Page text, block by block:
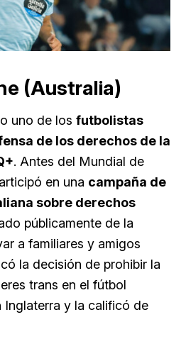
(Australia)
uno de los futbolistas
de los derechos de la
. Antes del Mundial de
en una campaña de
sobre derechos
públicamente de la
a familiares y amigos
la decisión de prohibir la
trans en el fútbol
Inglaterra y la calificó de